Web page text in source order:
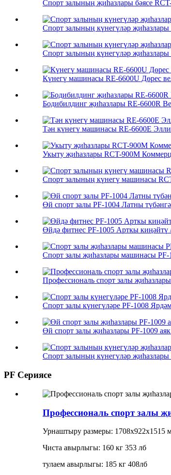
Спорт залының җиһазлары бәясе
Спорт залының күнегүләр
Спорт залының күнегүләр
Күнегү машинасы RE-6600U Дөрес
Бодибилдинг җиһазлары RE-6600R
Тән күнегү машинасы RE-6600E
Укыту җиһазлары RCT-900M
Спорт залының күнегү машинасы
Өй спорт залы PF-1004 Латны
Өйдә фитнес PF-1005 Арткы киңәйтү
Спорт залы җиһазлары машинасы
Профессиональ спорт залы
Спорт залы күнегүләре PF-1008
Өй спорт залы җиһазлары PF-1009 аяк
Спорт залының күнегүләр
PF Сериясе
Профессиональ спорт залы
Урнаштыру размеры: 1708х922х1515
Чиста авырлыгы: 160 кг 353 лб
тулаем авырлыгы: 185 кг 408лб